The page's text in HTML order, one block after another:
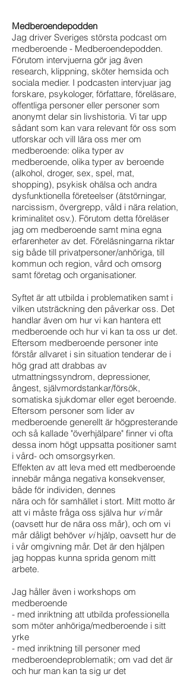
Medberoendepodden
Jag driver Sveriges största podcast om
medberoende - Medberoendepodden.
Förutom intervjuerna gör jag även
research, klippning, sköter hemsida och
sociala medier. I podcasten intervjuar jag
forskare, psykologer, författare, föreläsare,
offentliga personer eller personer som
anonymt delar sin livshistoria. Vi tar upp
sådant som kan vara relevant för oss som
utforskar och vill lära oss mer om
medberoende: olika typer av
medberoende, olika typer av beroende
(alkohol, droger, sex, spel, mat,
shopping), psykisk ohälsa och andra
dysfunktionella företeelser (ätstörningar,
narcissism, övergrepp, våld i nära relation,
kriminalitet osv.). Förutom detta föreläser
jag om medberoende samt mina egna
erfarenheter av det. Föreläsningarna riktar
sig både till privatpersoner/anhöriga, till
kommun och region, vård och omsorg
samt företag och organisationer.
Syftet är att utbilda i problematiken samt i
vilken utsträckning den påverkar oss. Det
handlar även om hur vi kan hantera ett
medberoende och hur vi kan ta oss ur det.
Eftersom medberoende personer inte
förstår allvaret i sin situation tenderar de i
hög grad att drabbas av
utmattningssyndrom, depressioner,
ångest, självmordstankar/försök,
somatiska sjukdomar eller eget beroende.
Eftersom personer som lider av
medberoende generellt är högpresterande
och så kallade "överhjälpare" finner vi ofta
dessa inom högt uppsatta positioner samt
i vård- och omsorgsyrken.
Effekten av att leva med ett medberoende
innebär många negativa konsekvenser,
både för individen, dennes
nära och för samhället i stort. Mitt motto är
att vi måste fråga oss själva hur vimår
(oavsett hur de nära oss mår), och om vi
mår dåligt behöver vihjälp, oavsett hur de
i vår omgivning mår. Det är den hjälpen
jag hoppas kunna sprida genom mitt
arbete.
Jag håller även i workshops om
medberoende
- med inriktning att utbilda professionella
som möter anhöriga/medberoende i sitt
yrke
- med inriktning till personer med
medberoendeproblematik; om vad det är
och hur man kan ta sig ur det